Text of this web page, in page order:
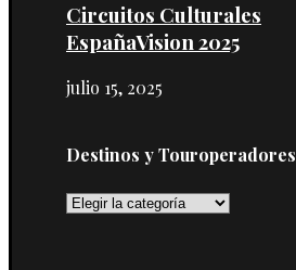
Circuitos Culturales
EspañaVision 2025
julio 15, 2025
Destinos y Touroperadores
Destinos